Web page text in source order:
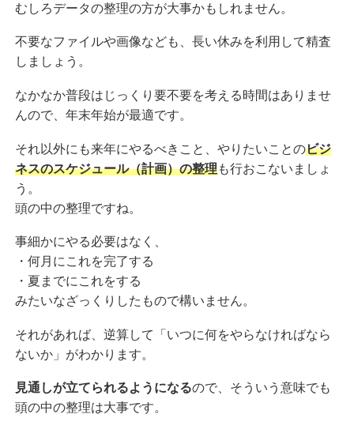
むしろデータの整理の方が大事かもしれません。
不要なファイルや画像なども、長い休みを利用して精査
しましょう。
なかなか普段はじっくり要不要を考える時間はありませ
んので、年末年始が最適です。
それ以外にも来年にやるべきこと、やりたいことのビジ
ネスのスケジュール（計画）の整理も行おこないましょ
う。
頭の中の整理ですね。
事細かにやる必要はなく、
・何月にこれを完了する
・夏までにこれをする
みたいなざっくりしたもので構いません。
それがあれば、逆算して「いつに何をやらなければなら
ないか」がわかります。
見通しが立てられるようになるので、そういう意味でも
頭の中の整理は大事です。